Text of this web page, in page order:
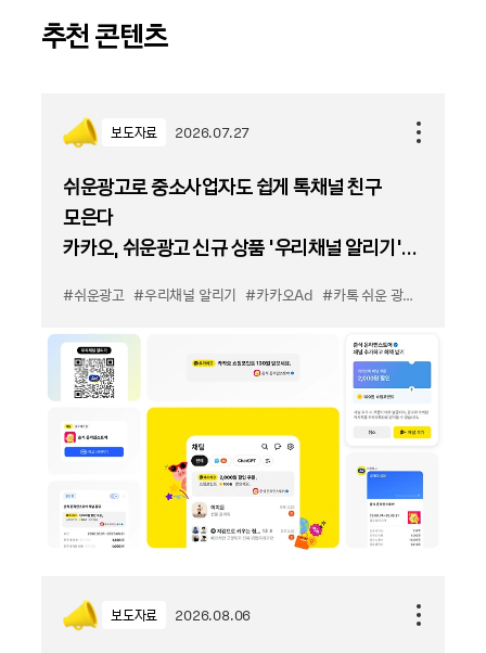
추천 콘텐츠
보도자료 2026.07.27
쉬운광고로 중소사업자도 쉽게 톡채널 친구
모은다
카카오, 쉬운광고 신규 상품 '우리채널 알리기'
#쉬운광고 #우리채널 알리기 #카카오Ad #카톡 쉬운 광고
보도자료 2026.08.06